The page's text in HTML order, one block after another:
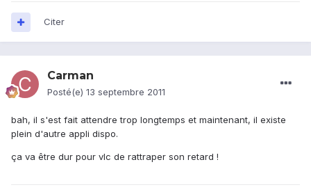
Citer
Carman
Posté(e) 13 septembre 2011
bah, il s'est fait attendre trop longtemps et maintenant, il existe
plein d'autre appli dispo.
ça va être dur pour vlc de rattraper son retard !